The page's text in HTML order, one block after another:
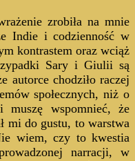
zrobiła na mnie
Indie i codzienność w
kontrastem oraz wciąż
Sary i Giulii są
autorce chodziło raczej
społecznych, niż o
muszę wspomnieć, że
mi do gustu, to warstwa
wiem, czy to kwestia
narracji, w